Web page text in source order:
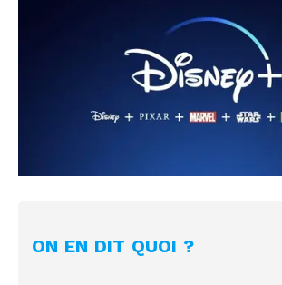
ON EN DIT QUOI ?